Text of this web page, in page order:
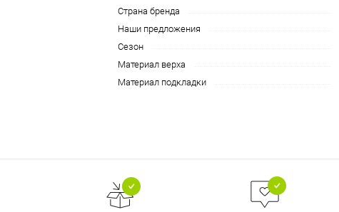
Страна бренда
Наши предложения
Сезон
Материал верха
Материал подкладки